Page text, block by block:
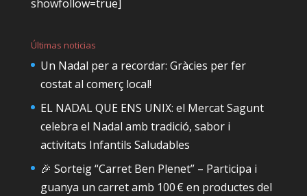
showfollow=true]
Últimas noticias
Un Nadal per a recordar: Gràcies per fer
costat al comerç local!
EL NADAL QUE ENS UNIX: el Mercat Sagunt
celebra el Nadal amb tradició, sabor i
activitats Infantils Saludables
🎉 Sorteig “Carret Ben Plenet” – Participa i
guanya un carret amb 100 € en productes del